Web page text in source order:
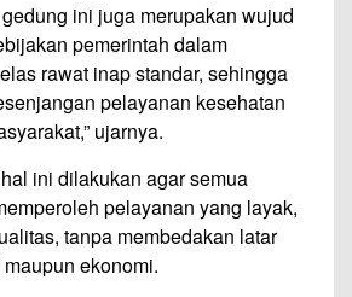
ini juga merupakan wujud
pemerintah dalam
rawat inap standar, sehingga
pelayanan kesehatan
ujarnya.
ini dilakukan agar semua
pelayanan yang layak,
tanpa membedakan latar
ekonomi.